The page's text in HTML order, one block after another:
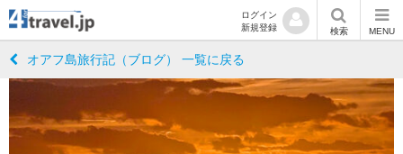
ログイン
新規登録
検索 MENU
オアフ島旅行記（ブログ） 一覧に戻る